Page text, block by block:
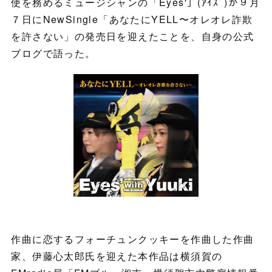
７日にNewSingle「あなたにYELL〜オレオレ詐欺
を許さない」の発売日を迎えたことを、自身の公式
ブログで語った。
作曲に恋するフォーチュンクッキーを作曲した作曲
家、伊藤心太郎氏を迎えた本作品は横須賀の